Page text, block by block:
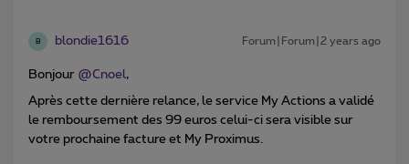
B blondie1616 Forum|Forum|2 years ago
Bonjour @Cnoel,
Après cette dernière relance, le service My Actions a validé
le remboursement des 99 euros celui-ci sera visible sur
votre prochaine facture et My Proximus.